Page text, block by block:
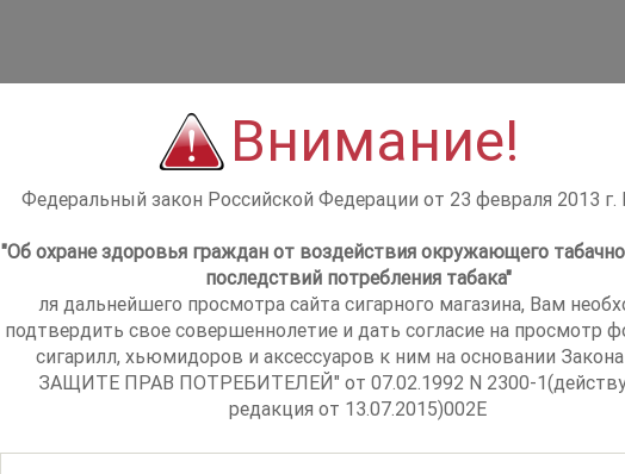
Внимание!
Федеральный закон Российской Федерации от 23 февраля 2013
"Об охране здоровья граждан от воздействия окружающего
последствий потребления табака"
ля дальнейшего просмотра сайта сигарного магазина, Вам
подтвердить свое совершеннолетие и дать согласие на просмотр
сигарилл, хьюмидоров и аксессуаров к ним на основании
ЗАЩИТЕ ПРАВ ПОТРЕБИТЕЛЕЙ" от 07.02.1992 N 2300-
редакция от 13.07.2015)002E